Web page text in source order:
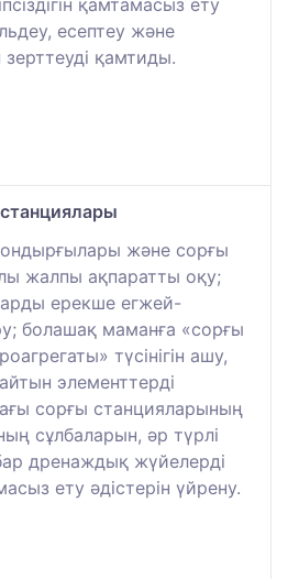
қамтамасыз ету
есептеу және
зерттеуді қамтиды.
және сорғы
жалпы ақпаратты оқу;
ерекше егжей-
болашақ маманға «сорғы
түсінігін ашу,
элементтерді
сорғы станцияларының
сұлбаларын, әр түрлі
дренаждық жүйелерді
ету әдістерін үйрену.